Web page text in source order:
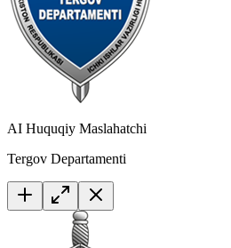
AI Huquqiy Maslahatchi
Tergov Departamenti